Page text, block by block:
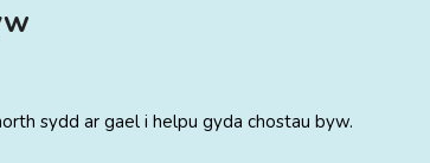
sydd ar gael i helpu gyda chostau byw.